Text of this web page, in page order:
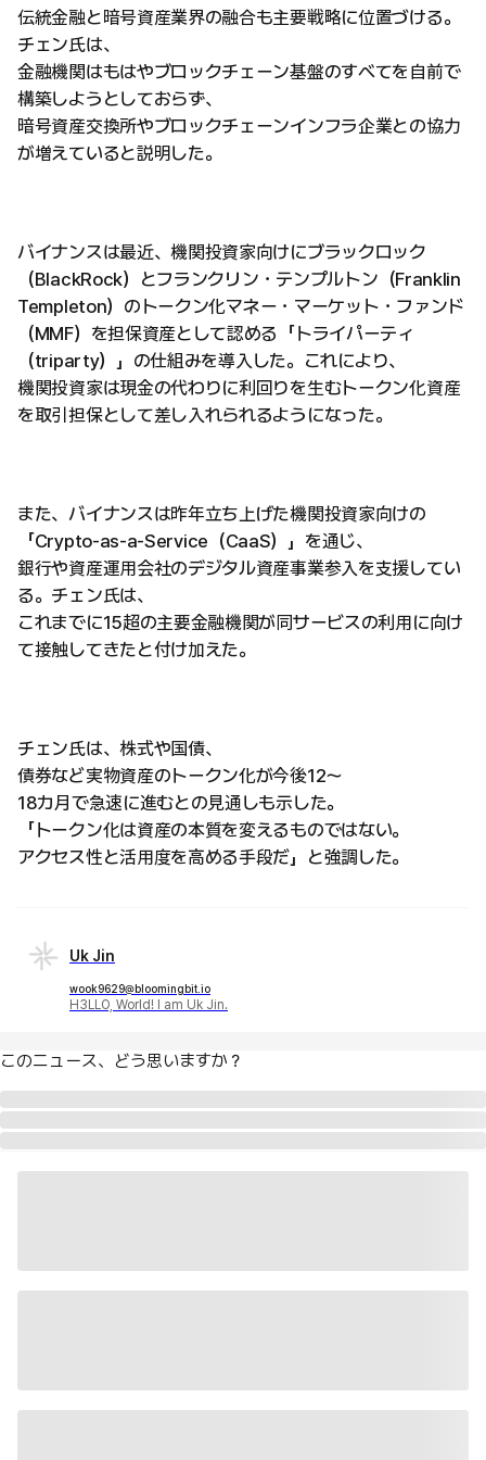
伝統金融と暗号資産業界の融合も主要戦略に位置づける。
チェン氏は、
金融機関はもはやブロックチェーン基盤のすべてを自前で
構築しようとしておらず、
暗号資産交換所やブロックチェーンインフラ企業との協力
が増えていると説明した。
バイナンスは最近、機関投資家向けにブラックロック
（BlackRock）とフランクリン・テンプルトン（Franklin
Templeton）のトークン化マネー・マーケット・ファンド
（MMF）を担保資産として認める「トライパーティ
（triparty）」の仕組みを導入した。これにより、
機関投資家は現金の代わりに利回りを生むトークン化資産
を取引担保として差し入れられるようになった。
また、バイナンスは昨年立ち上げた機関投資家向けの
「Crypto-as-a-Service（CaaS）」を通じ、
銀行や資産運用会社のデジタル資産事業参入を支援してい
る。チェン氏は、
これまでに15超の主要金融機関が同サービスの利用に向け
て接触してきたと付け加えた。
チェン氏は、株式や国債、
債券など実物資産のトークン化が今後12〜
18カ月で急速に進むとの見通しも示した。
「トークン化は資産の本質を変えるものではない。
アクセス性と活用度を高める手段だ」と強調した。
Uk Jin
wook9629@bloomingbit.io
H3LLO, World! I am Uk Jin.
このニュース、どう思いますか？